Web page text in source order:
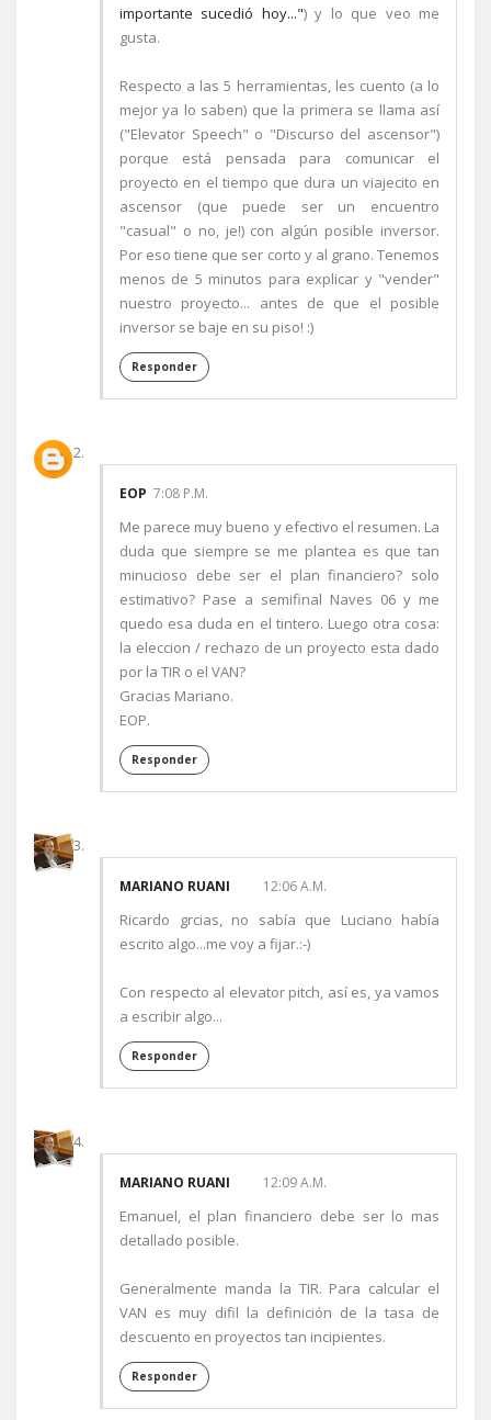
importante sucedió hoy...") y lo que veo me
gusta.
Respecto a las 5 herramientas, les cuento (a lo
mejor ya lo saben) que la primera se llama así
("Elevator Speech" o "Discurso del ascensor")
porque está pensada para comunicar el
proyecto en el tiempo que dura un viajecito en
ascensor (que puede ser un encuentro
"casual" o no, je!) con algún posible inversor.
Por eso tiene que ser corto y al grano. Tenemos
menos de 5 minutos para explicar y "vender"
nuestro proyecto... antes de que el posible
inversor se baje en su piso! :)
Responder
EOP 7:08 P.M.
Me parece muy bueno y efectivo el resumen. La
duda que siempre se me plantea es que tan
minucioso debe ser el plan financiero? solo
estimativo? Pase a semifinal Naves 06 y me
quedo esa duda en el tintero. Luego otra cosa:
la eleccion / rechazo de un proyecto esta dado
por la TIR o el VAN?
Gracias Mariano.
EOP.
Responder
MARIANO RUANI 12:06 A.M.
Ricardo grcias, no sabía que Luciano había
escrito algo...me voy a fijar.:-)
Con respecto al elevator pitch, así es, ya vamos
a escribir algo...
Responder
MARIANO RUANI 12:09 A.M.
Emanuel, el plan financiero debe ser lo mas
detallado posible.
Generalmente manda la TIR. Para calcular el
VAN es muy difil la definición de la tasa de
descuento en proyectos tan incipientes.
Responder